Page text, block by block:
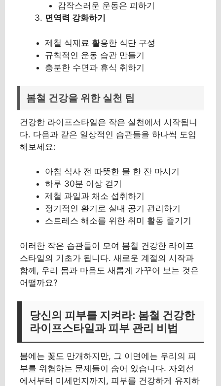
갑작스러운 운동은 피하기
면역력 강화하기
제철 식재료 활용한 식단 구성
규칙적인 운동 습관 만들기
충분한 수면과 휴식 취하기
봄철 건강을 위한 실천 팁
건강한 라이프스타일은 작은 실천에서 시작됩니
다. 다음과 같은 일상적인 습관들을 하나씩 도입
해보세요:
아침 식사 전 따뜻한 물 한 잔 마시기
하루 30분 이상 걷기
제철 과일과 채소 섭취하기
정기적인 환기로 실내 공기 관리하기
스트레스 해소를 위한 취미 활동 즐기기
이러한 작은 습관들이 모여 봄철 건강한 라이프
스타일의 기초가 됩니다. 새로운 계절의 시작과
함께, 우리 몸과 마음도 새롭게 가꾸어 보는 것은
어떨까요?
당신의 피부를 지켜라: 봄철 건강한
라이프스타일과 피부 관리 비법
봄에는 꽃도 만개하지만, 그 이면에는 우리의 피
부를 위협하는 문제들이 숨어 있습니다. 자외선
에서부터 미세먼지까지, 피부를 건강하게 유지하